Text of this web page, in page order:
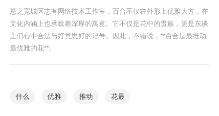
总之宽城区志有网络技术工作室，百合不仅在外形上优雅大方，在
文化内涵上也承载着深厚的寓意。它不仅是花中的贵族，更是东谈
主们心中合法与好意思好的记号。因此，不错说，**百合是最推动
最优雅的花**。
什么 优雅 推动 花最